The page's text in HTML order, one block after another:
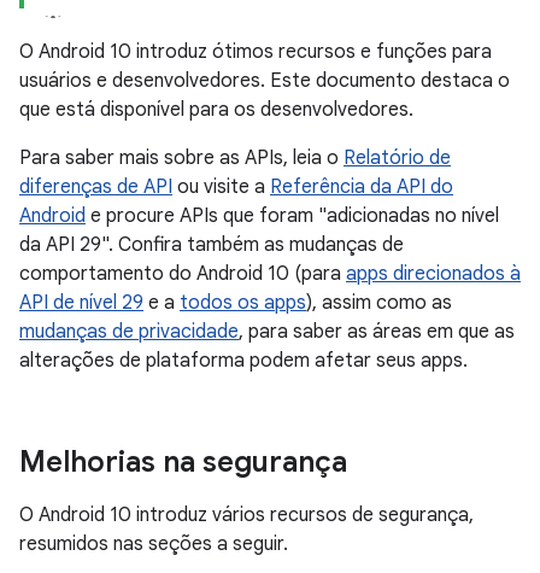
O Android 10 introduz ótimos recursos e funções para
usuários e desenvolvedores. Este documento destaca o
que está disponível para os desenvolvedores.
Para saber mais sobre as APIs, leia o Relatório de
diferenças de API ou visite a Referência da API do
Android e procure APIs que foram "adicionadas no nível
da API 29". Confira também as mudanças de
comportamento do Android 10 (para apps direcionados à
API de nível 29 e a todos os apps), assim como as
mudanças de privacidade, para saber as áreas em que as
alterações de plataforma podem afetar seus apps.
Melhorias na segurança
O Android 10 introduz vários recursos de segurança,
resumidos nas seções a seguir.